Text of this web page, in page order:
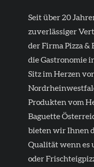
Seit über 20
zuverlässiger
der Firma Pizza &
die Gastronomie
Sitz im Herzen
Produkten vom
Baguette
bieten wir Ihnen
Qualität wenn es
oder